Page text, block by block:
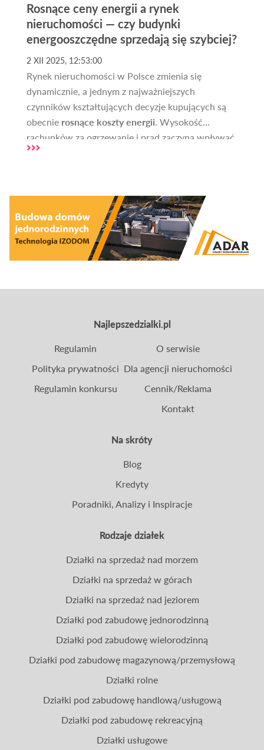
Rosnące ceny energii a rynek
nieruchomości — czy budynki
energooszczędne sprzedają się szybciej?
2 XII 2025, 12:53:00
Rynek nieruchomości w Polsce zmienia się
dynamicznie, a jednym z najważniejszych
czynników kształtujących decyzje kupujących są
obecnie rosnące koszty energii . Wysokość
rachunków za ogrzewanie i prąd zaczyna wpływać
zarówno na wartość nieruchomości, jak i na czas
wykonany, jakie ma instalacje oraz jakie generuje
koszty eksploatacji. W artykule analizujemy, jak
wzrost cen energii oddziałuje na rynek, oraz czy
domy o niższym zapotrzebowaniu na energię
rzeczywiście sprzedają się szybciej niż pozostałe.
Najlepszedzialki.pl
Na skróty
Rodzaje działek
Regulamin
Polityka prywatności
Regulamin konkursu
O serwisie
Dla agencji nieruchomości
Cennik/Reklama
Kontakt
Blog
Kredyty
Poradniki, Analizy i Inspiracje
Działki na sprzedaż nad morzem
Działki na sprzedaż w górach
Działki na sprzedaż nad jeziorem
Działki pod zabudowę jednorodzinną
Działki pod zabudowę wielorodzinną
Działki pod zabudowę magazynową/przemysłową
Działki rolne
Działki pod zabudowę handlową/usługową
Działki pod zabudowę rekreacyjną
Działki usługowe